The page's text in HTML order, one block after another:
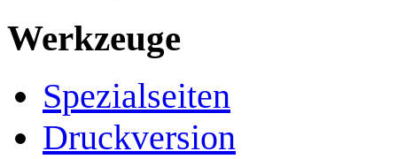
Werkzeuge
Spezialseiten
Druckversion